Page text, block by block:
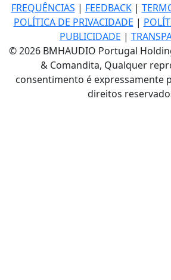
FREQUÊNCIAS | FEEDBACK|
POLÍTICA DE PRIVACIDADE |
PUBLICIDADE |
© 2026 BMHAUDIO Portugal
& Comandita, Qualquer
consentimento é expressamente
direitos